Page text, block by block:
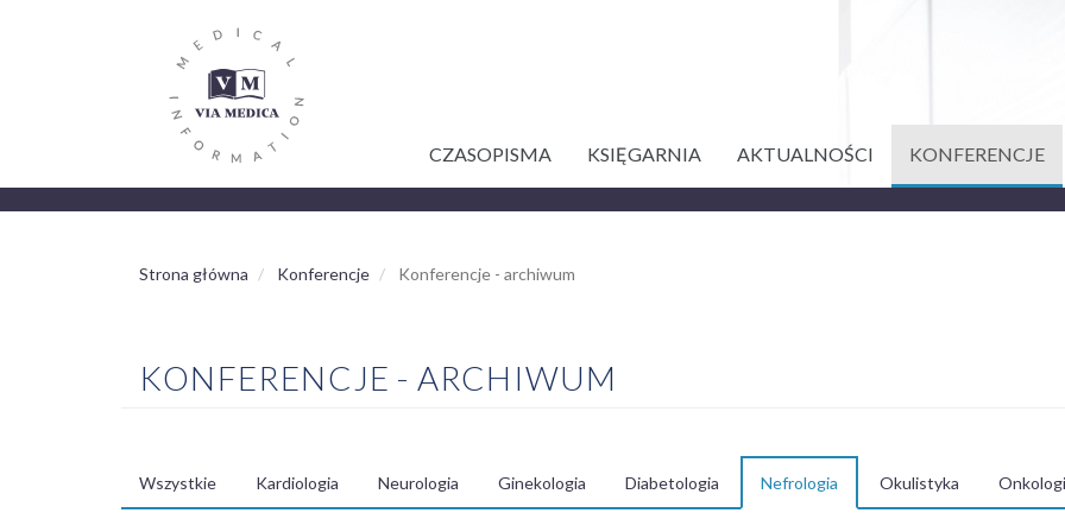
NAWIGACJA
CZASOPISMA KSIĘGARNIA AKTUALNOŚCI KONFERENCJE
Strona główna Konferencje Konferencje - archiwum
KONFERENCJE - ARCHIWUM
MENU
Wszystkie Kardiologia Neurologia Ginekologia Diabetologia Nefrologia Okulistyka